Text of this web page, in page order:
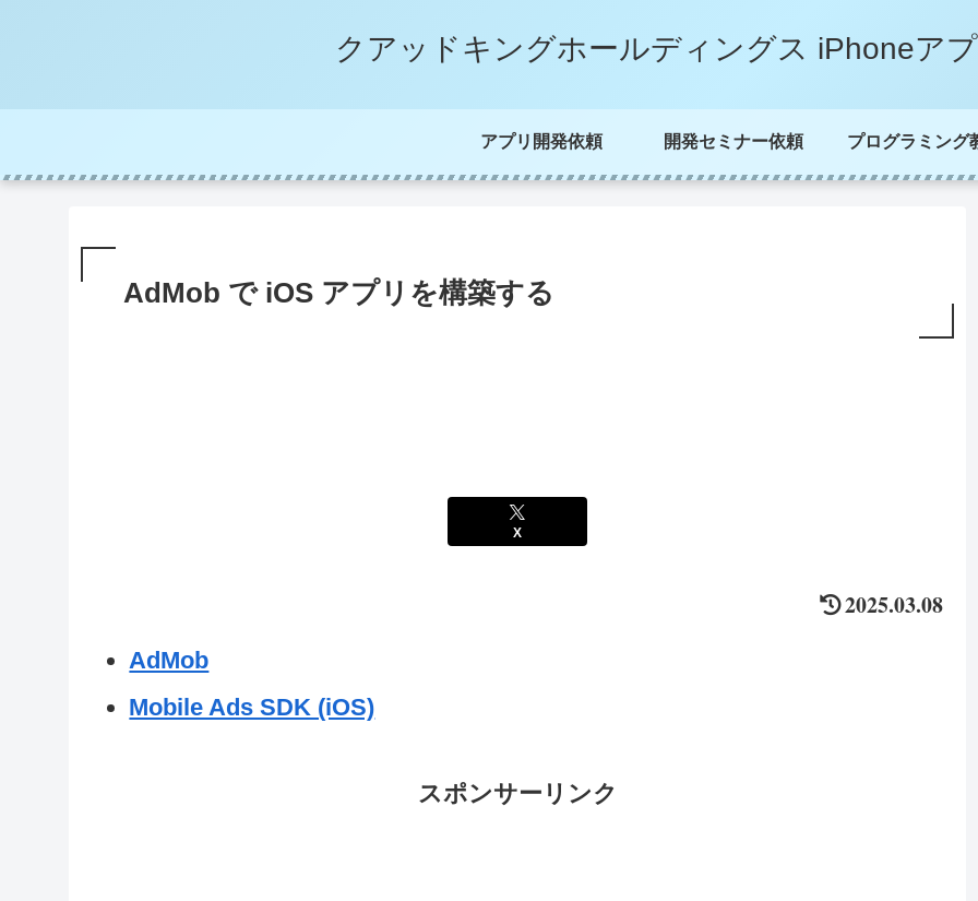
クアッドキングホールディングス iPhoneア
アプリ開発依頼 開発セミナー依頼 プログラミング
AdMob で iOS アプリを構築する
X
2025.03.08
AdMob
Mobile Ads SDK (iOS)
スポンサーリンク